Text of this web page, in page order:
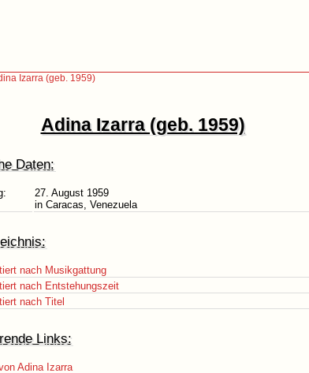
Izarra (geb. 1959)
Adina Izarra (geb. 1959)
Daten:
27. August 1959
in Caracas, Venezuela
nach Musikgattung
nach Entstehungszeit
nach Titel
Links:
Adina Izarra